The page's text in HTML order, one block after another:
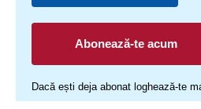
Abonează-te acum
Dacă ești deja abonat loghează-te